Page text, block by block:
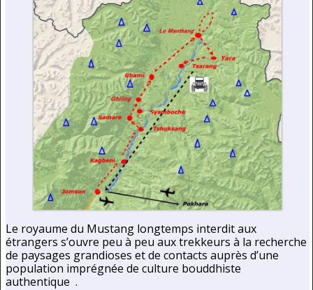
Le royaume du Mustang longtemps interdit aux
étrangers s’ouvre peu à peu aux trekkeurs à la recherche
de paysages grandioses et de contacts auprès d’une
population imprégnée de culture bouddhiste
authentique .